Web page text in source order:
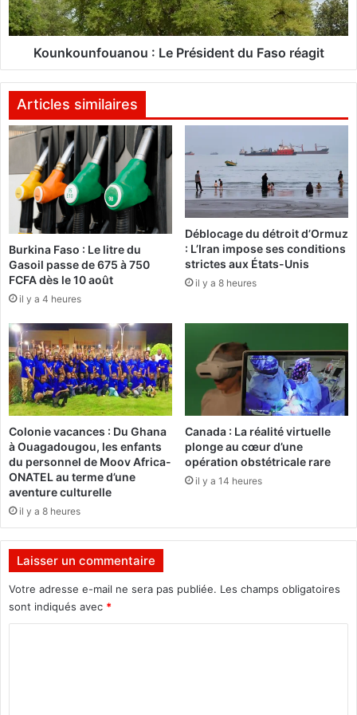
c
i
t
i
n
s
n
e
s
p
i
t
d
'
e
n
t
r
e
p
e
e
u
r
i
n
f
u
a
o
u
é
s
i
d
e
t
d
u
F
a
s
o
r
é
a
g
t
Kounkounfouanou : Le Président du Faso réagit
Articles similaires
Burkina Faso : Le litre du
Gasoil passe de 675 à 750
FCFA dès le 10 août
il y a 4 heures
Déblocage du détroit d’Ormuz
: L’Iran impose ses conditions
strictes aux États-Unis
il y a 8 heures
Colonie vacances : Du Ghana
à Ouagadougou, les enfants
du personnel de Moov Africa-
ONATEL au terme d’une
aventure culturelle
il y a 8 heures
Canada : La réalité virtuelle
plonge au cœur d’une
opération obstétricale rare
il y a 14 heures
Laisser un commentaire
Votre adresse e-mail ne sera pas publiée. Les champs obligatoires
sont indiqués avec *